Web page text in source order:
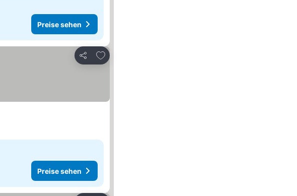
Preise sehen
Teilen
Zu Favoriten hinzufügen
Preise sehen